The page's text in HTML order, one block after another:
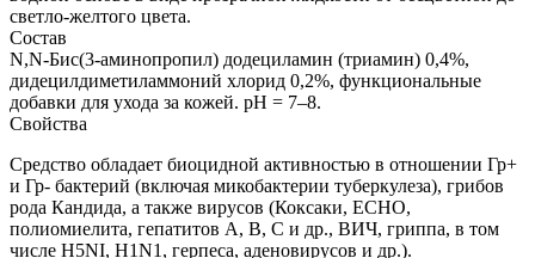
светло-желтого цвета.
Состав
N,N-Бис(3-аминопропил) додециламин (триамин) 0,4%,
дидецилдиметиламмоний хлорид 0,2%, функциональные
добавки для ухода за кожей. pH = 7–8.
Свойства
Средство обладает биоцидной активностью в отношении Гр+
и Гр- бактерий (включая микобактерии туберкулеза), грибов
рода Кандида, а также вирусов (Коксаки, ЕСНО,
полиомиелита, гепатитов А, В, С и др., ВИЧ, гриппа, в том
числе Н5NI, Н1N1, герпеса, аденовирусов и др.).